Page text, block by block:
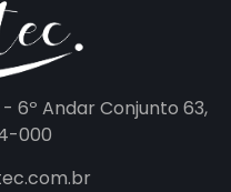
- 6º Andar Conjunto 63,
000